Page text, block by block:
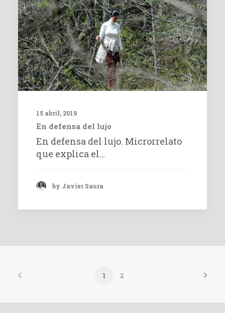
15 abril, 2019
En defensa del lujo
En defensa del lujo. Microrrelato
que explica el…
by Javier Saura
1 2